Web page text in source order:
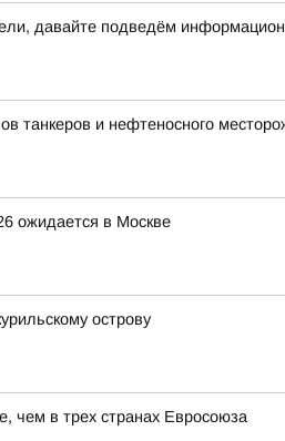
давайте подведём
танкеров и нефтеносного
ожидается в Москве
острову
чем в трех странах Евросоюза